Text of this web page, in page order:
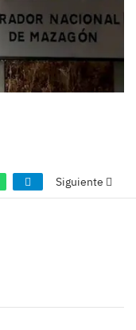
Siguiente